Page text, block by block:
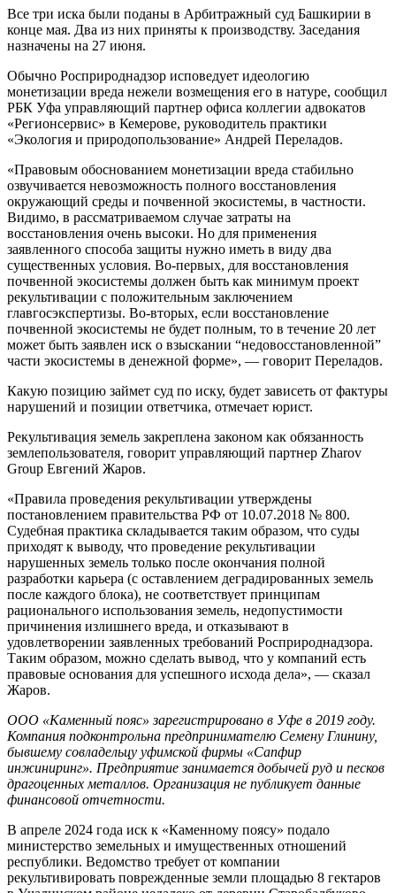
Все три иска были поданы в Арбитражный суд Башкирии в
конце мая. Два из них приняты к производству. Заседания
назначены на 27 июня.
Обычно Росприроднадзор исповедует идеологию
монетизации вреда нежели возмещения его в натуре, сообщил
РБК Уфа управляющий партнер офиса коллегии адвокатов
«Регионсервис» в Кемерове, руководитель практики
«Экология и природопользование» Андрей Переладов.
«Правовым обоснованием монетизации вреда стабильно
озвучивается невозможность полного восстановления
окружающий среды и почвенной экосистемы, в частности.
Видимо, в рассматриваемом случае затраты на
восстановления очень высоки. Но для применения
заявленного способа защиты нужно иметь в виду два
существенных условия. Во-первых, для восстановления
почвенной экосистемы должен быть как минимум проект
рекультивации с положительным заключением
главгосэкспертизы. Во-вторых, если восстановление
почвенной экосистемы не будет полным, то в течение 20 лет
может быть заявлен иск о взыскании “недовосстановленной”
части экосистемы в денежной форме», — говорит Переладов.
Какую позицию займет суд по иску, будет зависеть от фактуры
нарушений и позиции ответчика, отмечает юрист.
Рекультивация земель закреплена законом как обязанность
землепользователя, говорит управляющий партнер Zharov
Group Евгений Жаров.
«Правила проведения рекультивации утверждены
постановлением правительства РФ от 10.07.2018 № 800.
Судебная практика складывается таким образом, что суды
приходят к выводу, что проведение рекультивации
нарушенных земель только после окончания полной
разработки карьера (с оставлением деградированных земель
после каждого блока), не соответствует принципам
рационального использования земель, недопустимости
причинения излишнего вреда, и отказывают в
удовлетворении заявленных требований Росприроднадзора.
Таким образом, можно сделать вывод, что у компаний есть
правовые основания для успешного исхода дела», — сказал
Жаров.
ООО «Каменный пояс» зарегистрировано в Уфе в 2019 году.
Компания подконтрольна предпринимателю Семену Глинину,
бывшему совладельцу уфимской фирмы «Сапфир
инжиниринг». Предприятие занимается добычей руд и песков
драгоценных металлов. Организация не публикует данные
финансовой отчетности.
В апреле 2024 года иск к «Каменному поясу» подало
министерство земельных и имущественных отношений
республики. Ведомство требует от компании
рекультивировать поврежденные земли площадью 8 гектаров